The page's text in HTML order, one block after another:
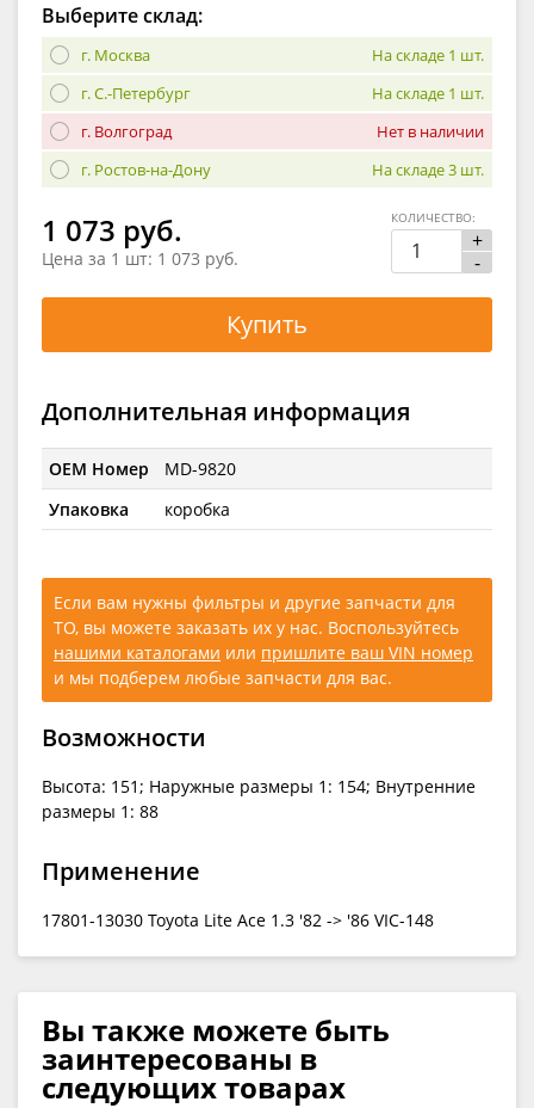
Выберите склад:
г. Москва
На складе 1 шт.
г. С.-Петербург
На складе 1 шт.
г. Волгоград
Нет в наличии
г. Ростов-на-Дону
На складе 3 шт.
1 073 руб.
Цена за 1 шт: 1 073 руб.
+
-
КОЛИЧЕСТВО:
Купить
Дополнительная информация
OEM Номер
MD-9820
Упаковка
коробка
Если вам нужны фильтры и другие запчасти для
ТО, вы можете заказать их у нас. Воспользуйтесь
нашими каталогами или пришлите ваш VIN номер
и мы подберем любые запчасти для вас.
Возможности
Высота: 151; Наружные размеры 1: 154; Внутренние
размеры 1: 88
Применение
17801-13030 Toyota Lite Ace 1.3 '82 -> '86 VIC-148
Вы также можете быть
заинтересованы в
следующих товарах